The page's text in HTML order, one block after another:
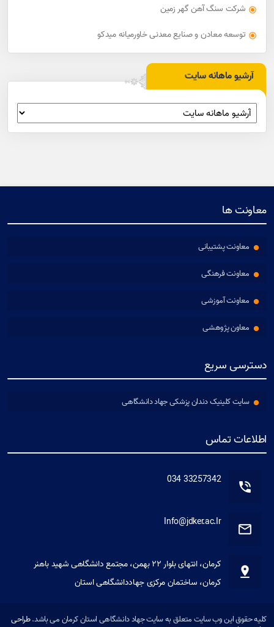
شرکت سنگ آهن گهر زمین
توسعه معادن و صنایع معدنی خاورمیانه میدکو
آرشیو ماهانه سایت
معاونت ها
معاونت پشتیبانی
معاونت فرهنگی
معاونت آموزشی
معاون پژوهشی
دسترسی سریع
سایت کلینیک دندان پزشکی جهاد دانشگاهی
اطلاعات تماس
33257342 034
Info@jdker.ac.Ir
کرمان، انتهای بلوار ۲۲ بهمن، مجتمع دانشگاهی شهید باهنر
کرمان، ساختمان مرکزی جهاددانشگاهی استان
کلیه حقوق این وب سایت متعلق به سایت جهاد دانشگاهی استان کرمان می باشد.طراحی